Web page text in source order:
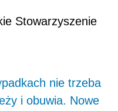
Stowarzyszenie
nie trzeba
i obuwia. Nowe